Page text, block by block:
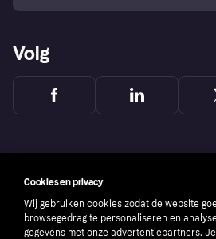
Volg
Cookies en privacy
Wij gebruiken cookies zodat de website
browsegedrag te personaliseren en
gegevens met onze advertentiepartners.